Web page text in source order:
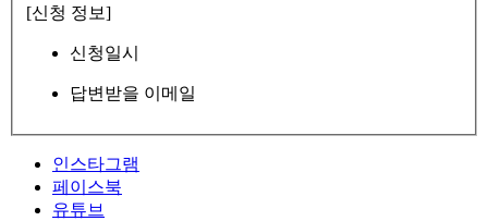
[신청 정보]
신청일시
답변받을 이메일
인스타그램
페이스북
유튜브